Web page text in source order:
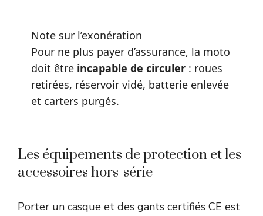
Note sur l’exonération
Pour ne plus payer d’assurance, la moto
doit être incapable de circuler: roues
retirées, réservoir vidé, batterie enlevée
et carters purgés.
Les équipements de protection et les
accessoires hors-série
Porter un casque et des gants certifiés CE est